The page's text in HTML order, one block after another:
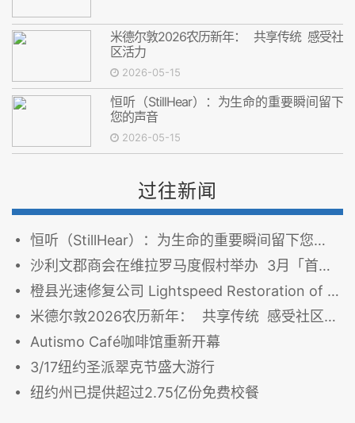
米德尔敦2026农历新年： 共享传统 感受社
区活力
2026-05-15
恒听（StillHear）：为生命的重要瞬间留下
您的声音
2026-05-15
过往新闻
恒听（StillHear）：为生命的重要瞬间留下您的声音
沙利文郡商会在维拉罗马度假村举办 3月「首个周五」商务交流早餐会
橙县光速修复公司 Lightspeed Restoration of Orange County： 修复的不只是房子，更是安心
米德尔敦2026农历新年： 共享传统 感受社区活力
Autismo Café咖啡馆重新开幕
3/17纽约圣派翠克节盛大游行
纽约州已提供超过2.75亿份免费校餐